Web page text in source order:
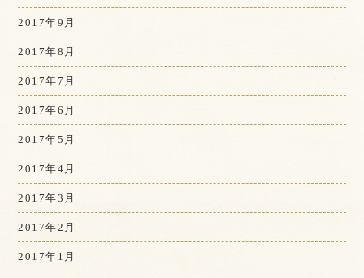
2017年9月
2017年8月
2017年7月
2017年6月
2017年5月
2017年4月
2017年3月
2017年2月
2017年1月